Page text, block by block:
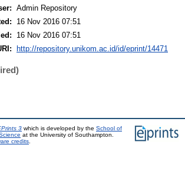
Admin Repository
16 Nov 2016 07:51
16 Nov 2016 07:51
http://repository.unikom.ac.id/id/eprint/14471
3 which is developed by the School of
at the University of Southampton.
credits